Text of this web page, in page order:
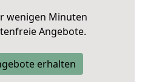
wenigen Minuten
Angebote.
erhalten